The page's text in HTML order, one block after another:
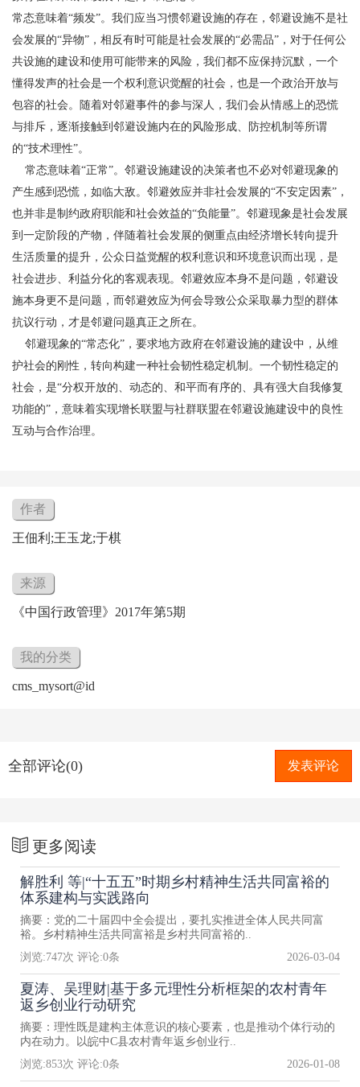
常态意味着“频发”。我们应当习惯邻避设施的存在，邻避设施不是社
会发展的“异物”，相反有时可能是社会发展的“必需品”，对于任何公
共设施的建设和使用可能带来的风险，我们都不应保持沉默，一个
懂得发声的社会是一个权利意识觉醒的社会，也是一个政治开放与
包容的社会。随着对邻避事件的参与深人，我们会从情感上的恐慌
与排斥，逐渐接触到邻避设施内在的风险形成、防控机制等所谓
的“技术理性”。
常态意味着“正常”。邻避设施建设的决策者也不必对邻避现象的
产生感到恐慌，如临大敌。邻避效应并非社会发展的“不安定因素”，
也并非是制约政府职能和社会效益的“负能量”。邻避现象是社会发展
到一定阶段的产物，伴随着社会发展的侧重点由经济增长转向提升
生活质量的提升，公众日益觉醒的权利意识和环境意识而出现，是
社会进步、利益分化的客观表现。邻避效应本身不是问题，邻避设
施本身更不是问题，而邻避效应为何会导致公众采取暴力型的群体
抗议行动，才是邻避问题真正之所在。
邻避现象的“常态化”，要求地方政府在邻避设施的建设中，从维
护社会的刚性，转向构建一种社会韧性稳定机制。一个韧性稳定的
社会，是“分权开放的、动态的、和平而有序的、具有强大自我修复
功能的”，意味着实现增长联盟与社群联盟在邻避设施建设中的良性
互动与合作治理。
作者
王佃利;王玉龙;于棋
来源
《中国行政管理》2017年第5期
我的分类
cms_mysort@id
全部评论(0) 发表评论
更多阅读
解胜利 等|“十五五”时期乡村精神生活共同富裕的
体系建构与实践路向
摘要：党的二十届四中全会提出，要扎实推进全体人民共同富
裕。乡村精神生活共同富裕是乡村共同富裕的..
浏览:747次 评论:0条 2026-03-04
夏涛、吴理财|基于多元理性分析框架的农村青年
返乡创业行动研究
摘要：理性既是建构主体意识的核心要素，也是推动个体行动的
内在动力。以皖中C县农村青年返乡创业行..
浏览:853次 评论:0条 2026-01-08